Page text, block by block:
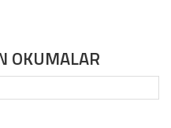
OKUMALAR